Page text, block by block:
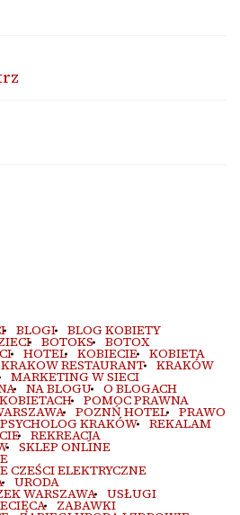
BLOGI BLOG KOBIETY
BOTOKS BOTOX
HOTEL KOBIECIE KOBIETA
KRAKOW RESTAURANT KRAKÓW
MARKETING W SIECI
NA BLOGU O BLOGACH
POMOC PRAWNA
POZNŃ HOTEL PRAWO
PSYCHOLOG KRAKÓW REKALAM
REKREACJA
SKLEP ONLINE
CZEŚCI ELEKTRYCZNE
URODA
WARSZAWA USŁUGI
ZABAWKI